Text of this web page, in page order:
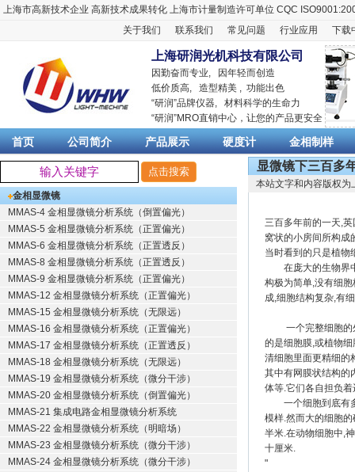
上海市高新技术企业 高新技术成果转化 上海市计量制造许可单位 CQC
关于我们
联系我们 常见问题 行业应用 下载
上海研润光机科技有限公司
因勤奋而专业, 因年轻而创造
低价质高, 造型精美 , 功能出色
“研润”品牌仪器, 材料科学的生命力
“研润”MRO直销中心，让您的产品更安全
首页 公司简介 产品展示 硬度计 金相制样
金相显微镜
MMAS-4 金相显微镜分析系统（倒置偏光）
MMAS-5 金相显微镜分析系统（正置偏光）
MMAS-6 金相显微镜分析系统（正置透反）
MMAS-8 金相显微镜分析系统（正置透反）
MMAS-9 金相显微镜分析系统（正置偏光）
MMAS-12 金相显微镜分析系统（正置偏光）
MMAS-15 金相显微镜分析系统（无限远）
MMAS-16 金相显微镜分析系统（正置偏光）
MMAS-17 金相显微镜分析系统（正置透反）
MMAS-18 金相显微镜分析系统（无限远）
MMAS-19 金相显微镜分析系统（微分干涉）
MMAS-20 金相显微镜分析系统（倒置偏光）
MMAS-21 集成电路金相显微镜分析系统
MMAS-22 金相显微镜分析系统（明暗场）
MMAS-23 金相显微镜分析系统（微分干涉）
MMAS-24 金相显微镜分析系统（微分干涉）
显微镜下三百多
本站文字和内容版权为
三百多年前的一天,
窝状的小房间所构成
当时看到的只是植
在庞大的生物界中,
构极为简单,没有细
成,细胞结构复杂,有
一个完整细胞的外
的是细胞膜,或植物
清细胞里面更精细的
其中有网膜状结构的
体等.它们各自担负
一个细胞到底有多
模样.然而大的细胞
半米.在动物细胞中,
十厘米.
"